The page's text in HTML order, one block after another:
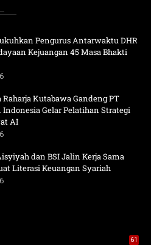
Pengurus Antarwaktu DHR
Kejuangan 45 Masa Bhakti
Kutabawa Gandeng PT
Indonesia Gelar Pelatihan Strategi
AI
dan BSI Jalin Kerja Sama
Literasi Keuangan Syariah
61